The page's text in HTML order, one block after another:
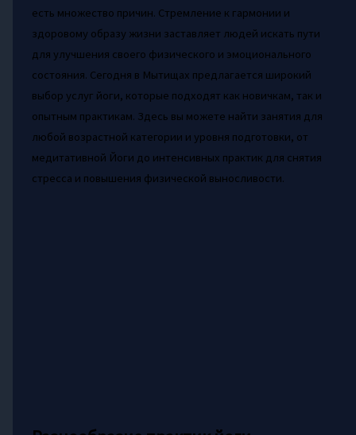
есть множество причин. Стремление к гармонии и
здоровому образу жизни заставляет людей искать пути
для улучшения своего физического и эмоционального
состояния. Сегодня в Мытищах предлагается широкий
выбор услуг йоги, которые подходят как новичкам, так и
опытным практикам. Здесь вы можете найти занятия для
любой возрастной категории и уровня подготовки, от
медитативной Йоги до интенсивных практик для снятия
стресса и повышения физической выносливости.